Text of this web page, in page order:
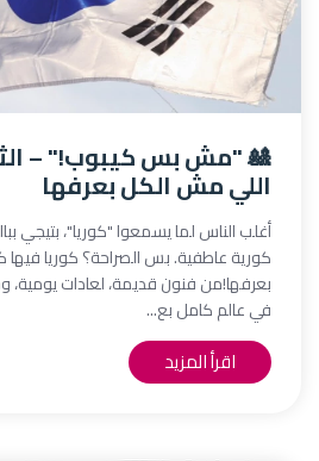
🎎 "مش بس كيبوب!" –
اللي مش الكل بعرفها
كورية عاطفية. بس الصراحة؟ كوريا فيها
بعرفها!من فنون قديمة، لعادات يومية،
في عالم كامل بع...
اقرأ المزيد